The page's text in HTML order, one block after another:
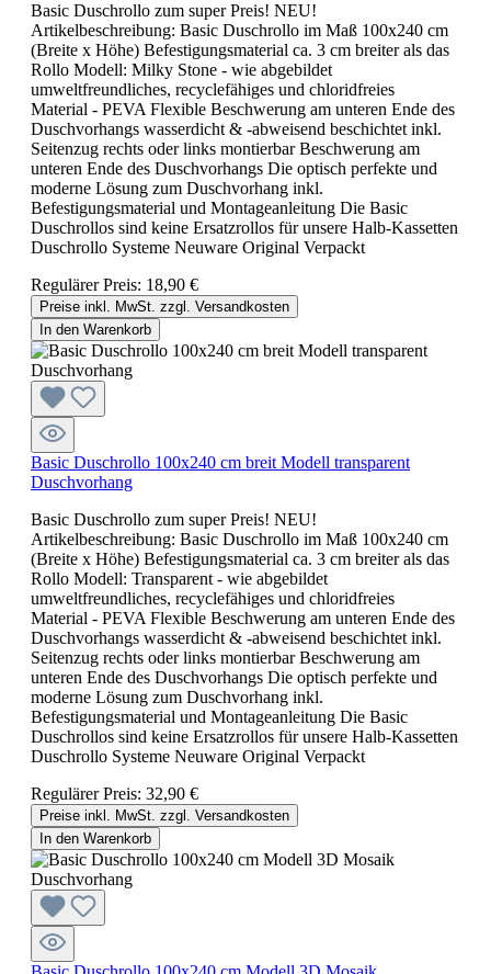
Basic Duschrollo zum super Preis! NEU!
Artikelbeschreibung: Basic Duschrollo im Maß 100x240 cm
(Breite x Höhe) Befestigungsmaterial ca. 3 cm breiter als das
Rollo Modell: Milky Stone - wie abgebildet
umweltfreundliches, recyclefähiges und chloridfreies
Material - PEVA Flexible Beschwerung am unteren Ende des
Duschvorhangs wasserdicht & -abweisend beschichtet inkl.
Seitenzug rechts oder links montierbar Beschwerung am
unteren Ende des Duschvorhangs Die optisch perfekte und
moderne Lösung zum Duschvorhang inkl.
Befestigungsmaterial und Montageanleitung Die Basic
Duschrollos sind keine Ersatzrollos für unsere Halb-Kassetten
Duschrollo Systeme Neuware Original Verpackt
Regulärer Preis: 18,90 €
Preise inkl. MwSt. zzgl. Versandkosten
In den Warenkorb
Basic Duschrollo 100x240 cm breit Modell transparent
Duschvorhang
Basic Duschrollo zum super Preis! NEU!
Artikelbeschreibung: Basic Duschrollo im Maß 100x240 cm
(Breite x Höhe) Befestigungsmaterial ca. 3 cm breiter als das
Rollo Modell: Transparent - wie abgebildet
umweltfreundliches, recyclefähiges und chloridfreies
Material - PEVA Flexible Beschwerung am unteren Ende des
Duschvorhangs wasserdicht & -abweisend beschichtet inkl.
Seitenzug rechts oder links montierbar Beschwerung am
unteren Ende des Duschvorhangs Die optisch perfekte und
moderne Lösung zum Duschvorhang inkl.
Befestigungsmaterial und Montageanleitung Die Basic
Duschrollos sind keine Ersatzrollos für unsere Halb-Kassetten
Duschrollo Systeme Neuware Original Verpackt
Regulärer Preis: 32,90 €
Preise inkl. MwSt. zzgl. Versandkosten
In den Warenkorb